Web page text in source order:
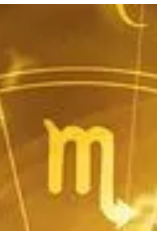
L’astrologie est infiniment plus qu’une technique